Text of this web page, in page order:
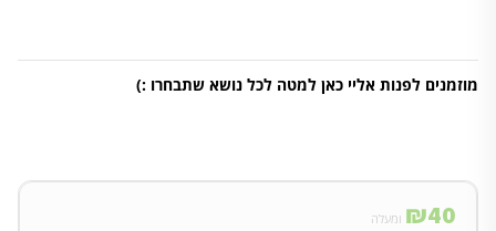
מוזמנים לפנות אליי כאן למטה לכל נושא שתבחרו :)
₪40 ומעלה